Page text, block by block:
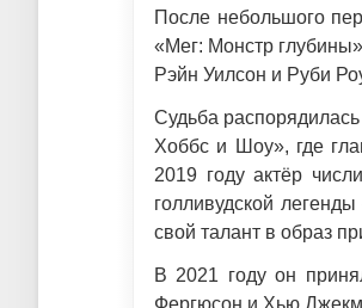
После небольшого
«Мег: Монстр
Рэйн Уилсон и Руби
Судьба
Хоббс и Шоу», где
2019 году актёр
голливудской
свой талант в образ
В 2021 году он
Фергюсон и Хью